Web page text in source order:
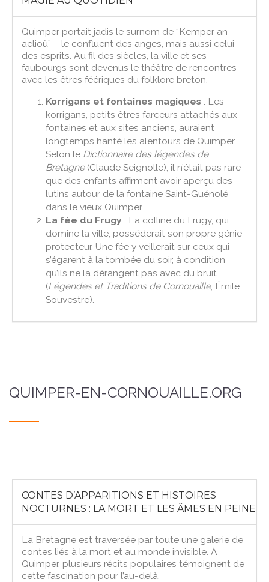
Quimper portait jadis le surnom de “Kemper an
aelioù” – le confluent des anges, mais aussi celui
des esprits. Au fil des siècles, la ville et ses
faubourgs sont devenus le théâtre de rencontres
avec les êtres féériques du folklore breton.
Korrigans et fontaines magiques : Les
korrigans, petits êtres farceurs attachés aux
fontaines et aux sites anciens, auraient
longtemps hanté les alentours de Quimper.
Selon le Dictionnaire des légendes de
Bretagne(Claude Seignolle), il n’était pas rare
que des enfants affirment avoir aperçu des
lutins autour de la fontaine Saint-Guénolé
dans le vieux Quimper.
La fée du Frugy : La colline du Frugy, qui
domine la ville, posséderait son propre génie
protecteur. Une fée y veillerait sur ceux qui
s’égarent à la tombée du soir, à condition
qu’ils ne la dérangent pas avec du bruit
(Légendes et Traditions de Cornouaille, Émile
Souvestre).
QUIMPER-EN-CORNOUAILLE.ORG
CONTES D’APPARITIONS ET HISTOIRES
NOCTURNES : LA MORT ET LES ÂMES EN PEINE
La Bretagne est traversée par toute une galerie de
contes liés à la mort et au monde invisible. À
Quimper, plusieurs récits populaires témoignent de
cette fascination pour l’au-delà.